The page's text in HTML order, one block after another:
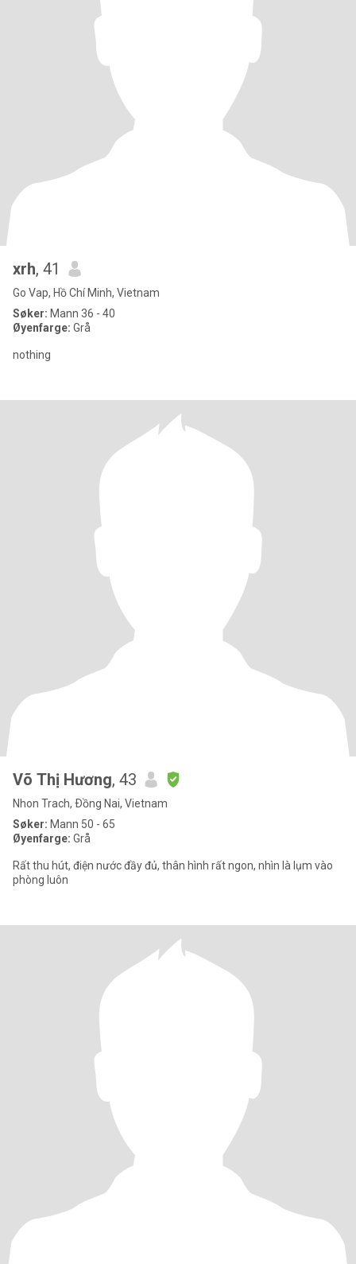
xrh, 41
Go Vap, Hồ Chí Minh, Vietnam
Søker: Mann 36 - 40
Øyenfarge: Grå
nothing
Võ Thị Hương, 43
Nhon Trach, Ðồng Nai, Vietnam
Søker: Mann 50 - 65
Øyenfarge: Grå
Rất thu hút, điện nước đầy đủ, thân hình rất ngon, nhìn là lụm vào
phòng luôn